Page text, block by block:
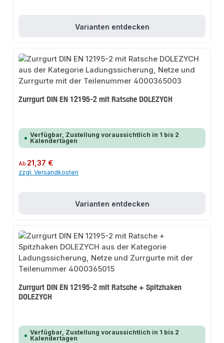
Varianten entdecken
Zurrgurt DIN EN 12195-2 mit Ratsche DOLEZYCH
Verfügbar, Zustellung voraussichtlich in 1 bis 2
Kalendertagen
Regulärer Preis:
Ab 21,37 €
zzgl. Versandkosten
Varianten entdecken
Zurrgurt DIN EN 12195-2 mit Ratsche + Spitzhaken
DOLEZYCH
Verfügbar, Zustellung voraussichtlich in 1 bis 2
Kalendertagen